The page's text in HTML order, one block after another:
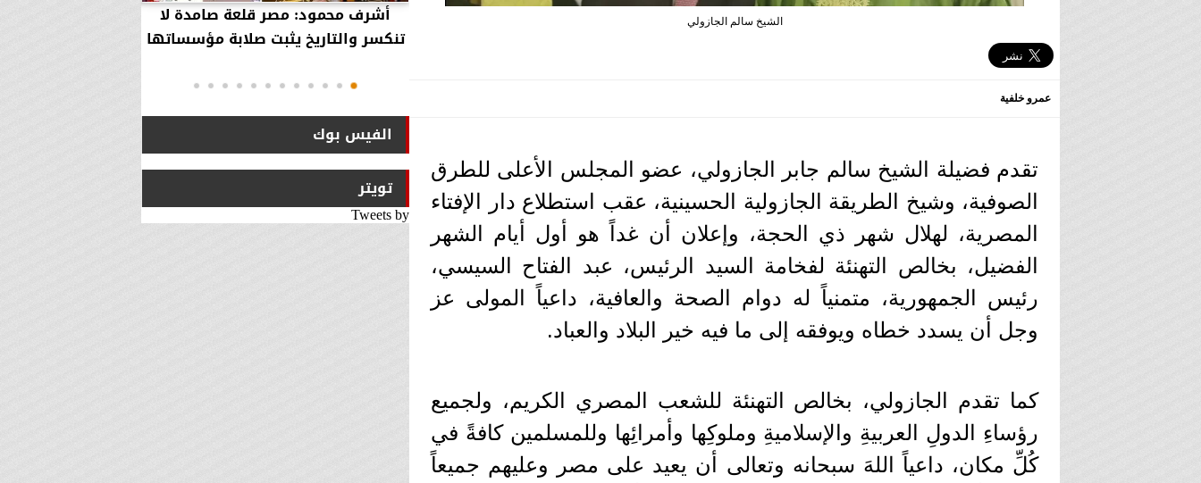
الشيخ سالم الجازولي
عمرو خلفية
تقدم فضيلة الشيخ سالم جابر الجازولي، عضو المجلس الأعلى للطرق
الصوفية، وشيخ الطريقة الجازولية الحسينية، عقب استطلاع دار الإفتاء
المصرية، لهلال شهر ذي الحجة، وإعلان أن غداً هو أول أيام الشهر
الفضيل، بخالص التهنئة لفخامة السيد الرئيس، عبد الفتاح السيسي،
رئيس الجمهورية، متمنياً له دوام الصحة والعافية، داعياً المولى عز
وجل أن يسدد خطاه ويوفقه إلى ما فيه خير البلاد والعباد.
كما تقدم الجازولي، بخالص التهنئة للشعب المصري الكريم، ولجميع
رؤساءِ الدولِ العربيةِ والإسلاميةِ وملوكِها وأمرائِها وللمسلمين كافةً في
كُلِّ مكان، داعياً اللهَ سبحانه وتعالى أن يعيد على مصر وعليهم جميعاً
خبير أمني: طهران تستغل التهدئة
أشرف محمود: مصر قلعة صامدة لا
تنكسر والتاريخ يثبت صلابة مؤسساتها
الفيس بوك
تويتر
Tweets by